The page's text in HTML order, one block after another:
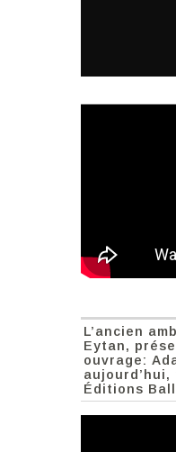
L’ancien
Eytan,
ouvrage:
Éditions